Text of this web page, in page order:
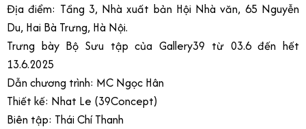
Địa điểm: Tầng 3, Nhà xuất bản Hội Nhà văn, 65 Nguyễn
Du, Hai Bà Trưng, Hà Nội.
Trưng bày Bộ Sưu tập của Gallery39 từ 03.6 đến hết
13.6.2025
Dẫn chương trình: MC Ngọc Hân
Thiết kế: Nhat Le (39Concept)
Biên tập: Thái Chí Thanh